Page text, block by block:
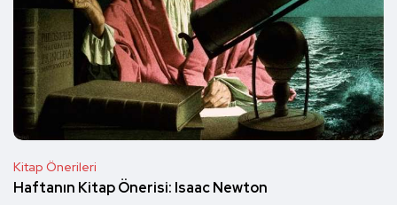
Kitap Önerileri
Haftanın Kitap Önerisi: Isaac Newton